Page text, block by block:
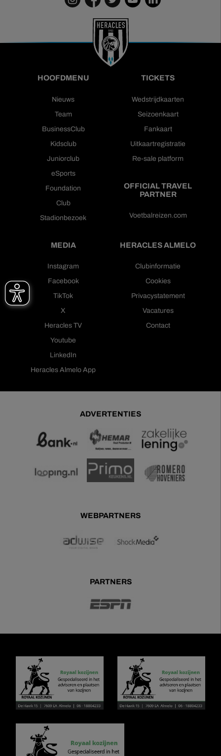
HOOFDMENU
Nieuws
Team
BusinessClub
Kidsclub
Juniorclub
eSports
Foundation
Club
Stadionbezoek
TICKETS
Wedstrijdkaarten
Seizoenkaart
Fankaart
Uitkaartregistratie
Re-sale platform
OFFICIAL TRAVEL
PARTNER
Voetbalreizen.com
MEDIA
Instagram
Facebook
TikTok
X
Heracles TV
Youtube
LinkedIn
Heracles Almelo App
HERACLES ALMELO
Clubinformatie
Cookies
Privacystatement
Vacatures
Contact
ADVERTENTIES
WEBPARTNERS
PARTNERS